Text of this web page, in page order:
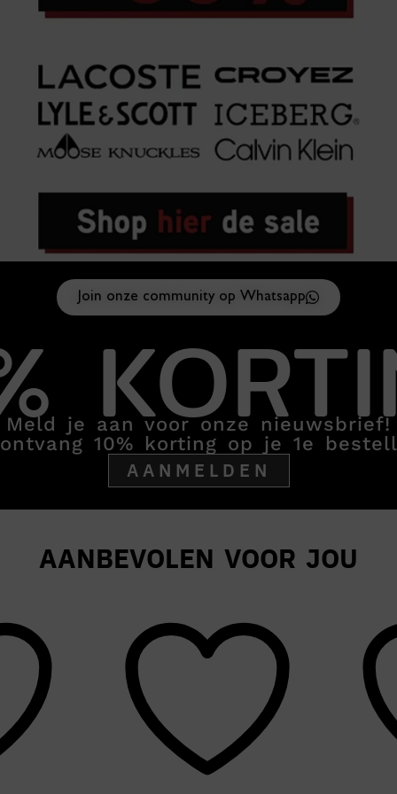
Join onze community op Whatsapp
Meld je aan voor onze nieuwsbrief!
10% korting op je 1e
AANMELDEN
AANBEVOLEN VOOR JOU